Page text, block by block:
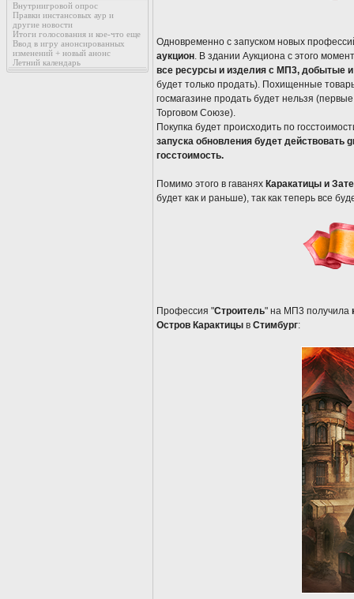
Внутриигровой опрос
Правки инстансовых аур и
другие новости
Итоги голосования и кое-что еще
Ввод в игру анонсированных
изменений + новый анонс
Летний календарь
Одновременно с запуском новых
аукцион. В здании Аукциона с этого
все ресурсы и изделия с МП3, добытые
будет только продать). Похищенные
госмагазине продать будет нельзя
Торговом Союзе).
Покупка будет происходить по
запуска обновления будет действовать
госстоимость.
Помимо этого в гаванях Каракатицы и
будет как и раньше), так как теперь все
Профессия "Строитель" на МП3 получила
Остров Карактицы в Стимбург: